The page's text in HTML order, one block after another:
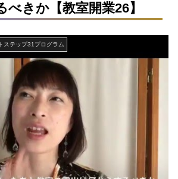
べきか【教室開業26】
ステップ31プログラム